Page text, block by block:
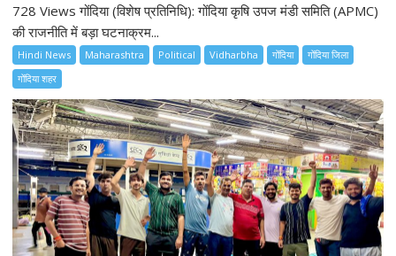
728 Views गोंदिया (विशेष प्रतिनिधि): गोंदिया कृषि उपज मंडी समिति (APMC)
की राजनीति में बड़ा घटनाक्रम...
Hindi News Maharashtra Political Vidharbha गोंदिया
गोंदिया जिला
गोंदिया शहर